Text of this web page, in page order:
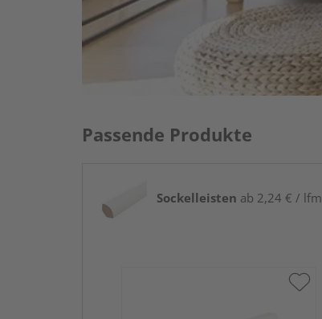
Passende Produkte
Sockelleisten ab 2,24 € / lfm